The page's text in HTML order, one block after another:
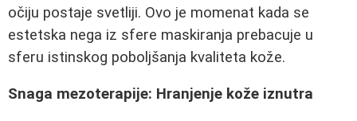
očiju postaje svetliji. Ovo je momenat kada se
estetska nega iz sfere maskiranja prebacuje u
sferu istinskog poboljšanja kvaliteta kože.
Snaga mezoterapije: Hranjenje kože iznutra